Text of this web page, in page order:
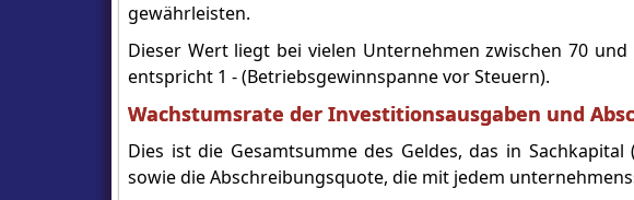
gewährleisten.
Dieser Wert liegt bei vielen Unternehmen zwischen 70
entspricht 1 - (Betriebsgewinnspanne vor Steuern).
Wachstumsrate der Investitionsausgaben und
Dies ist die Gesamtsumme des Geldes, das in
sowie die Abschreibungsquote, die mit jedem